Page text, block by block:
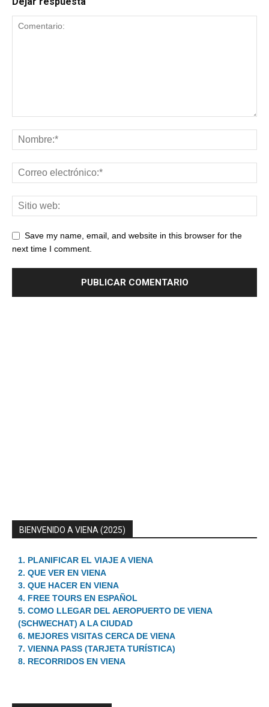
Save my name, email, and website in this browser for the
next time I comment.
BIENVENIDO A VIENA (2025)
1. PLANIFICAR EL VIAJE A VIENA
2. QUE VER EN VIENA
3. QUE HACER EN VIENA
4. FREE TOURS EN ESPAÑOL
5. COMO LLEGAR DEL AEROPUERTO DE VIENA
(SCHWECHAT) A LA CIUDAD
6. MEJORES VISITAS CERCA DE VIENA
7. VIENNA PASS (TARJETA TURÍSTICA)
8. RECORRIDOS EN VIENA